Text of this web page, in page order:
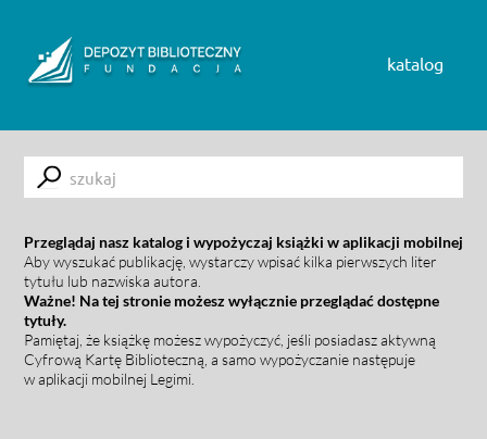
katalog
Submit
Przeglądaj nasz katalog i wypożyczaj książki w aplikacji mobilnej
Aby wyszukać publikację, wystarczy wpisać kilka pierwszych liter
tytułu lub nazwiska autora.
Ważne! Na tej stronie możesz wyłącznie przeglądać dostępne
tytuły.
Pamiętaj, że książkę możesz wypożyczyć, jeśli posiadasz aktywną
Cyfrową Kartę Biblioteczną, a samo wypożyczanie następuje
w aplikacji mobilnej Legimi.